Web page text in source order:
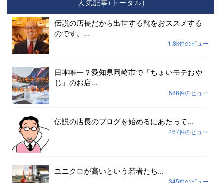
人気記事(トータル)
伝説の店長だから出世する靴をおススメする
のです。...
1.8k件のビュー
日本唯一？愛知県岡崎市で「ちょいモテおや
じ」のお店...
586件のビュー
伝説の店長のブログを始めるにあたって...
467件のビュー
ユニクロが高いという若者たち...
345件のビュー